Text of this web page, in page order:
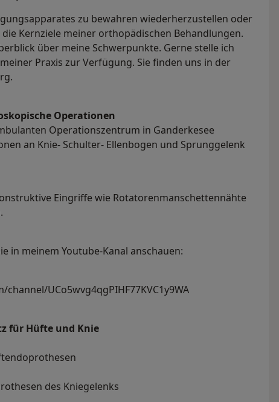
zu bewahren wiederherzustellen oder
Kernziele meiner orthopädischen Behandlungen.
über meine Schwerpunkte. Gerne stelle ich
Praxis zur Verfügung. Sie finden uns in der
Operationen
Operationszentrum in Ganderkesee
an Knie- Schulter- Ellenbogen und Sprunggelenk
Eingriffe wie Rotatorenmanschettennähte
in meinem Youtube-Kanal anschauen:
UCo5wvg4qgPIHF77KVC1y9WA
für Hüfte und Knie
des Kniegelenks